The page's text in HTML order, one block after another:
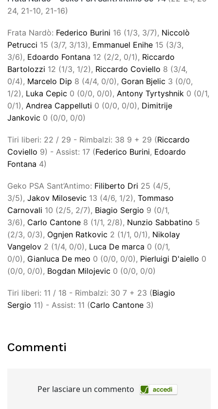
24, 21-10, 21-16)
Frata Nardò: Federico Burini 16 (1/3, 3/7), Niccolò
Petrucci 15 (3/7, 3/13), Emmanuel Enihe 15 (3/3,
3/6), Edoardo Fontana 12 (2/2, 0/1), Riccardo
Bartolozzi 12 (1/3, 1/2), Riccardo Coviello 8 (3/4,
0/4), Marcelo Dip 8 (4/4, 0/0), Goran Bjelic 3 (0/0,
1/2), Luka Cepic 0 (0/0, 0/0), Antony Tyrtyshnik 0 (0/1,
0/1), Andrea Cappelluti 0 (0/0, 0/0), Dimitrije
Jankovic 0 (0/0, 0/0)
Tiri liberi: 22 / 29 - Rimbalzi: 38 9 + 29 (Riccardo
Coviello 9) - Assist: 17 (Federico Burini, Edoardo
Fontana 4)
Geko PSA Sant’Antimo: Filiberto Dri 25 (4/5,
3/5), Jakov Milosevic 13 (4/6, 1/2), Tommaso
Carnovali 10 (2/5, 2/7), Biagio Sergio 9 (0/1,
3/6), Carlo Cantone 8 (1/1, 2/8), Nunzio Sabbatino 5
(2/3, 0/3), Ognjen Ratkovic 2 (1/1, 0/1), Nikolay
Vangelov 2 (1/4, 0/0), Luca De marca 0 (0/1,
0/0), Gianluca De meo 0 (0/0, 0/0), Pierluigi D'aiello 0
(0/0, 0/0), Bogdan Milojevic 0 (0/0, 0/0)
Tiri liberi: 11 / 18 - Rimbalzi: 30 7 + 23 (Biagio
Sergio 11) - Assist: 11 (Carlo Cantone 3)
Commenti